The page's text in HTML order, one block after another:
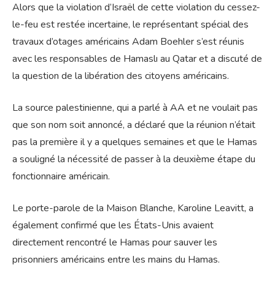
Alors que la violation d’Israël de cette violation du cessez-
le-feu est restée incertaine, le représentant spécial des
travaux d’otages américains Adam Boehler s’est réunis
avec les responsables de Hamaslı au Qatar et a discuté de
la question de la libération des citoyens américains.
La source palestinienne, qui a parlé à AA et ne voulait pas
que son nom soit annoncé, a déclaré que la réunion n’était
pas la première il y a quelques semaines et que le Hamas
a souligné la nécessité de passer à la deuxième étape du
fonctionnaire américain.
Le porte-parole de la Maison Blanche, Karoline Leavitt, a
également confirmé que les États-Unis avaient
directement rencontré le Hamas pour sauver les
prisonniers américains entre les mains du Hamas.